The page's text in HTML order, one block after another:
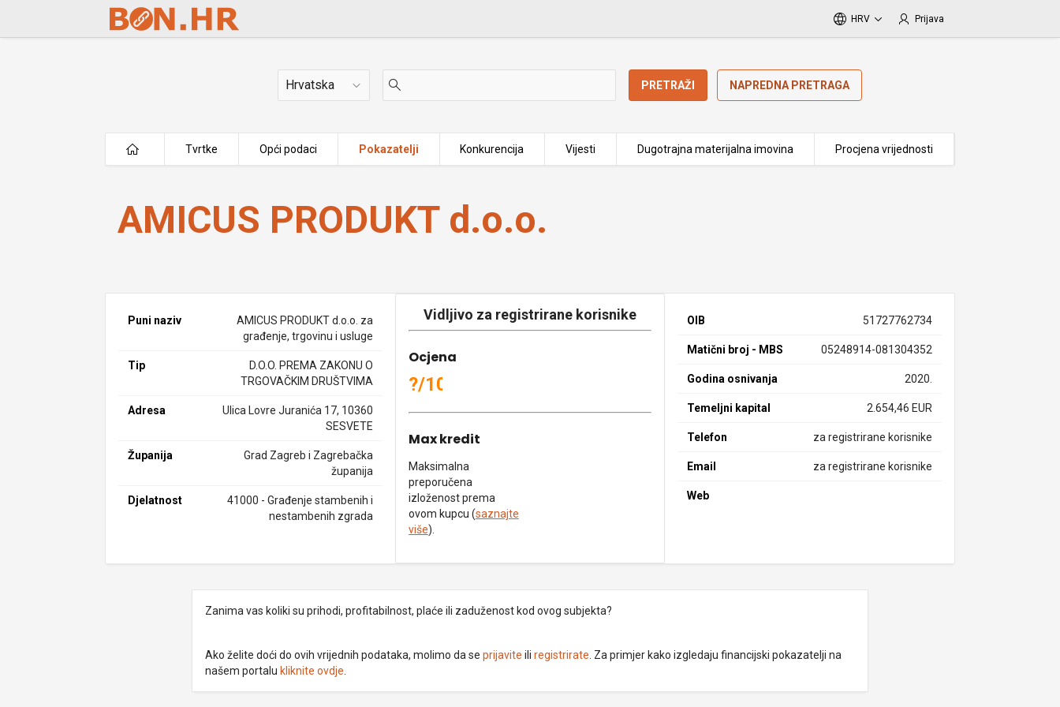
Skip to Main Content
HRV Prijava
Država PRETRAŽI NAPREDNA PRETRAGA
Tvrtke Opći podaci Pokazatelji Konkurencija Vijesti Dugotrajna materijalna imovina Procjena vrijednosti
AMICUS PRODUKT d.o.o.
AMICUS PRODUKT d.o.o.
Puni naziv
AMICUS PRODUKT d.o.o. za
građenje, trgovinu i usluge
Tip
D.O.O. PREMA ZAKONU O
TRGOVAČKIM DRUŠTVIMA
Adresa
Ulica Lovre Juranića 17, 10360
SESVETE
Županija
Grad Zagreb i Zagrebačka
županija
Djelatnost
41000 - Građenje stambenih i
nestambenih zgrada
Vidljivo za registrirane korisnike
Ocjena
?/10
Max kredit
Maksimalna
preporučena
izloženost prema
ovom kupcu (saznajte
više).
OIB 51727762734
Matični broj - MBS 05248914-081304352
Godina osnivanja 2020.
Temeljni kapital 2.654,46 EUR
Telefon za registrirane korisnike
Email za registrirane korisnike
Web
Zanima vas koliki su prihodi, profitabilnost, plaće ili zaduženost kod ovog subjekta?
Ako želite doći do ovih vrijednih podataka, molimo da se prijavite ili registrirate . Za primjer kako izgledaju financijski pokazatelji na
našem portalu kliknite ovdje